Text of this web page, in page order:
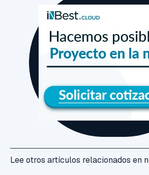
Lee otros artículos relacionados en